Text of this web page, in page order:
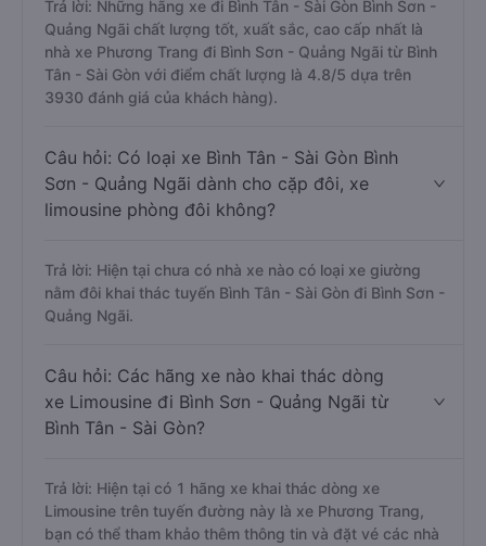
Trả lời: Những hãng xe đi Bình Tân - Sài Gòn Bình Sơn -
Quảng Ngãi chất lượng tốt, xuất sắc, cao cấp nhất là
nhà xe Phương Trang đi Bình Sơn - Quảng Ngãi từ Bình
Tân - Sài Gòn với điểm chất lượng là 4.8/5 dựa trên
3930 đánh giá của khách hàng).
Câu hỏi: Có loại xe Bình Tân - Sài Gòn Bình
Sơn - Quảng Ngãi dành cho cặp đôi, xe
limousine phòng đôi không?
Trả lời: Hiện tại chưa có nhà xe nào có loại xe giường
nằm đôi khai thác tuyến Bình Tân - Sài Gòn đi Bình Sơn -
Quảng Ngãi.
Câu hỏi: Các hãng xe nào khai thác dòng
xe Limousine đi Bình Sơn - Quảng Ngãi từ
Bình Tân - Sài Gòn?
Trả lời: Hiện tại có 1 hãng xe khai thác dòng xe
Limousine trên tuyến đường này là xe Phương Trang,
bạn có thể tham khảo thêm thông tin và đặt vé các nhà